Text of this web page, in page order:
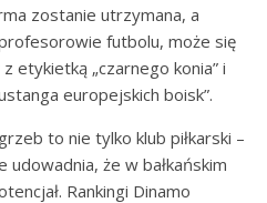
zostanie utrzymana, a
futbolu, może się
etykietką „czarnego konia” i
europejskich boisk”.
to nie tylko klub piłkarski –
że w bałkańskim
Rankingi Dinamo